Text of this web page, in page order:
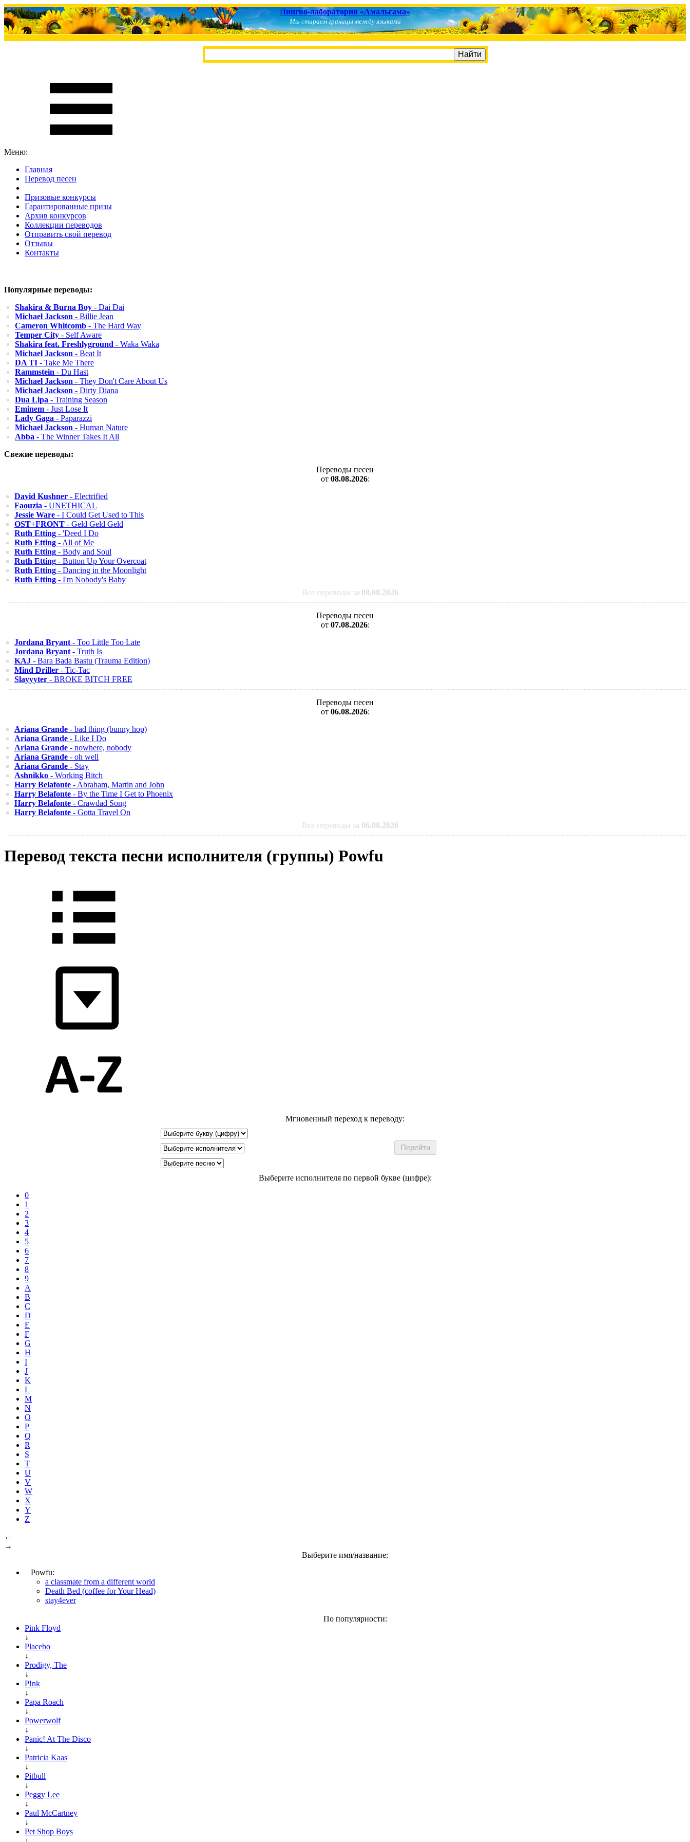
Лингво-лаборатория «Амальгама»
Мы стираем границы между языками
Меню:
Главная
Перевод песен
Призовые конкурсы
Гарантированные призы
Архив конкурсов
Коллекции переводов
Отправить свой перевод
Отзывы
Контакты
Популярные переводы:
Shakira & Burna Boy - Dai Dai
Michael Jackson - Billie Jean
Cameron Whitcomb - The Hard Way
Temper City - Self Aware
Shakira feat. Freshlyground - Waka Waka
Michael Jackson - Beat It
DA TI - Take Me There
Rammstein - Du Hast
Michael Jackson - They Don't Care About Us
Michael Jackson - Dirty Diana
Dua Lipa - Training Season
Eminem - Just Lose It
Lady Gaga - Paparazzi
Michael Jackson - Human Nature
Abba - The Winner Takes It All
Свежие переводы:
Переводы песен
от 08.08.2026:
David Kushner - Electrified
Faouzia - UNETHICAL
Jessie Ware - I Could Get Used to This
OST+FRONT - Geld Geld Geld
Ruth Etting - 'Deed I Do
Ruth Etting - All of Me
Ruth Etting - Body and Soul
Ruth Etting - Button Up Your Overcoat
Ruth Etting - Dancing in the Moonlight
Ruth Etting - I'm Nobody's Baby
Все переводы за 08.08.2026
Переводы песен
от 07.08.2026:
Jordana Bryant - Too Little Too Late
Jordana Bryant - Truth Is
KAJ - Bara Bada Bastu (Trauma Edition)
Mind Driller - Tic-Tac
Slayyyter - BROKE BITCH FREE
Переводы песен
от 06.08.2026:
Ariana Grande - bad thing (bunny hop)
Ariana Grande - Like I Do
Ariana Grande - nowhere, nobody
Ariana Grande - oh well
Ariana Grande - Stay
Ashnikko - Working Bitch
Harry Belafonte - Abraham, Martin and John
Harry Belafonte - By the Time I Get to Phoenix
Harry Belafonte - Crawdad Song
Harry Belafonte - Gotta Travel On
Все переводы за 06.08.2026
Перевод текста песни исполнителя (группы) Powfu
Мгновенный переход к переводу:
Выберите исполнителя по первой букве (цифре):
0
1
2
3
4
5
6
7
8
9
A
B
C
D
E
F
G
H
I
J
K
L
M
N
O
P
Q
R
S
T
U
V
W
X
Y
Z
←
→
Выберите имя/название:
Powfu:
a classmate from a different world
Death Bed (coffee for Your Head)
stay4ever
По популярности:
Pink Floyd
↓
Placebo
↓
Prodigy, The
↓
P!nk
↓
Papa Roach
↓
Powerwolf
↓
Panic! At The Disco
↓
Patricia Kaas
↓
Pitbull
↓
Peggy Lee
↓
Paul McCartney
↓
Pet Shop Boys